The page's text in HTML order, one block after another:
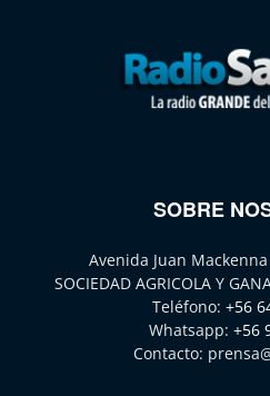
SOBRE
Avenida Juan
SOCIEDAD AGRICOLA Y
Teléfono: +56
Whatsapp: +56
Contacto: